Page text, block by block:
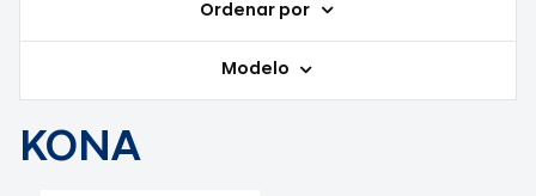
Ordenar por
Modelo
KONA